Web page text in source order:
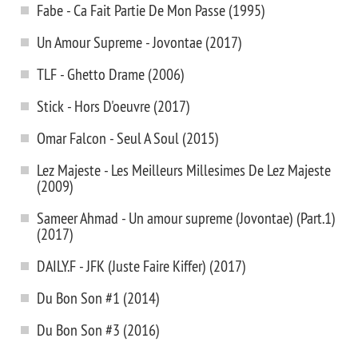
Fabe - Ca Fait Partie De Mon Passe (1995)
Un Amour Supreme - Jovontae (2017)
TLF - Ghetto Drame (2006)
Stick - Hors D'oeuvre (2017)
Omar Falcon - Seul A Soul (2015)
Lez Majeste - Les Meilleurs Millesimes De Lez Majeste
(2009)
Sameer Ahmad - Un amour supreme (Jovontae) (Part.1)
(2017)
DAILY.F - JFK (Juste Faire Kiffer) (2017)
Du Bon Son #1 (2014)
Du Bon Son #3 (2016)